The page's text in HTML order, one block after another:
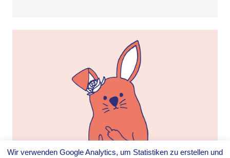
Wir verwenden Google Analytics, um Statistiken zu erstellen und